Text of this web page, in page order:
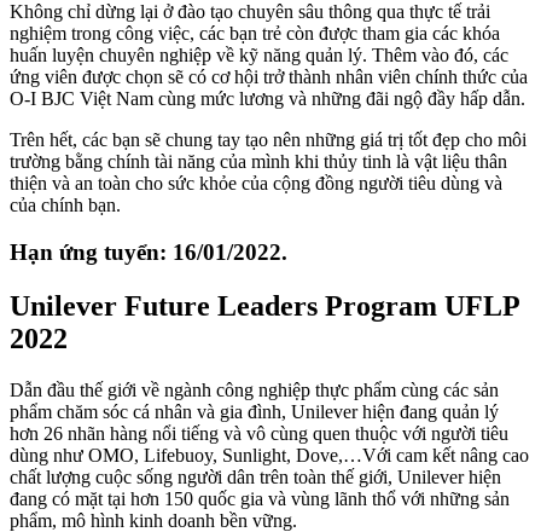
Không chỉ dừng lại ở đào tạo chuyên sâu thông qua thực tế trải
nghiệm trong công việc, các bạn trẻ còn được tham gia các khóa
huấn luyện chuyên nghiệp về kỹ năng quản lý. Thêm vào đó, các
ứng viên được chọn sẽ có cơ hội trở thành nhân viên chính thức của
O-I BJC Việt Nam cùng mức lương và những đãi ngộ đầy hấp dẫn.
Trên hết, các bạn sẽ chung tay tạo nên những giá trị tốt đẹp cho môi
trường bằng chính tài năng của mình khi thủy tinh là vật liệu thân
thiện và an toàn cho sức khỏe của cộng đồng người tiêu dùng và
của chính bạn.
Hạn ứng tuyển: 16/01/2022.
Unilever Future Leaders Program UFLP
2022
Dẫn đầu thế giới về ngành công nghiệp thực phẩm cùng các sản
phẩm chăm sóc cá nhân và gia đình, Unilever hiện đang quản lý
hơn 26 nhãn hàng nổi tiếng và vô cùng quen thuộc với người tiêu
dùng như OMO, Lifebuoy, Sunlight, Dove,…Với cam kết nâng cao
chất lượng cuộc sống người dân trên toàn thế giới, Unilever hiện
đang có mặt tại hơn 150 quốc gia và vùng lãnh thổ với những sản
phẩm, mô hình kinh doanh bền vững.